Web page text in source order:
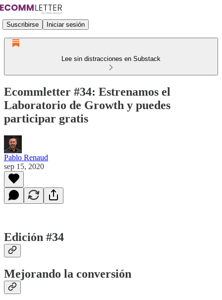
Suscribirse Iniciar sesión
Lee sin distracciones en Substack
Ecommletter #34: Estrenamos el
Laboratorio de Growth y puedes
participar gratis
Pablo Renaud
sep 15, 2020
Edición #34
Mejorando la conversión